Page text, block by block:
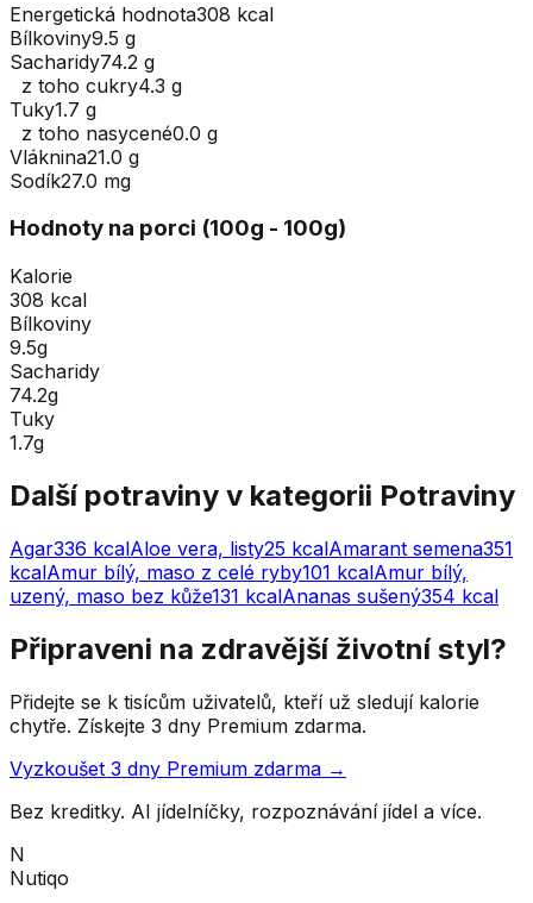
Energetická hodnota308 kcal
Bílkoviny9.5 g
Sacharidy74.2 g
z toho cukry4.3 g
Tuky1.7 g
z toho nasycené0.0 g
Vláknina21.0 g
Sodík27.0 mg
Hodnoty na porci (100g - 100g)
Kalorie
308 kcal
Bílkoviny
9.5g
Sacharidy
74.2g
Tuky
1.7g
Další potraviny v kategorii Potraviny
Agar336 kcalAloe vera, listy25 kcalAmarant semena351
kcalAmur bílý, maso z celé ryby101 kcalAmur bílý,
uzený, maso bez kůže131 kcalAnanas sušený354 kcal
Připraveni na zdravější životní styl?
Přidejte se k tisícům uživatelů, kteří už sledují kalorie
chytře. Získejte 3 dny Premium zdarma.
Vyzkoušet 3 dny Premium zdarma →
Bez kreditky. AI jídelníčky, rozpoznávání jídel a více.
N
Nutiqo